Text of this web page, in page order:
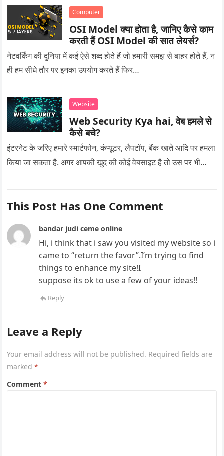
Computer
OSI Model क्या होता है, जानिए कैसे काम
करती हैं OSI Model की सात लेयर्स?
नेटवर्किंग की दुनिया में कई ऐसे शब्द होते हैं जो हमारी समझ से बाहर होते हैं, न
ही हम सीधे तौर पर इनका उपयोग करते हैं फिर…
Website
Web Security Kya hai, वेब हमले से
कैसे बचे?
इंटरनेट के जरिए हमारे स्मार्टफोन, कंप्यूटर, लैपटॉप, बैंक खाते आदि पर हमला
किया जा सकता है. अगर आपकी खुद की कोई वेबसाइट है तो उस पर भी…
This Post Has One Comment
bandar judi ceme online
Hi, i think that i saw you visited my website so i
came to “return the favor”.I’m trying to find
things to enhance my site!I
suppose its ok to use a few of your ideas!!
Reply
Leave a Reply
Your email address will not be published. Required fields are
marked*
Comment*